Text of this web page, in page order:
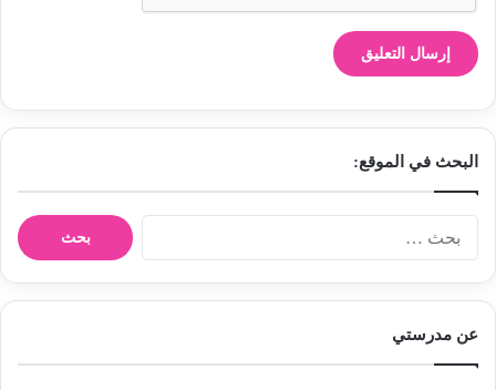
البحث في الموقع:
ن
عن مدرستي